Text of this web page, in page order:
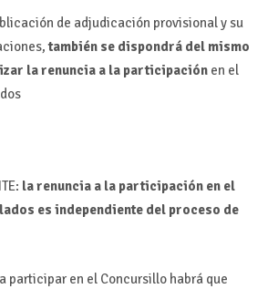
de adjudicación provisional y su
también se dispondrá del mismo
la renuncia a la participaciónen el
la renuncia a la participación en el
es independiente del proceso de
participar en el Concursillo habrá que